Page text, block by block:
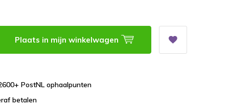
Plaats in mijn winkelwagen
PostNL ophaalpunten
betalen